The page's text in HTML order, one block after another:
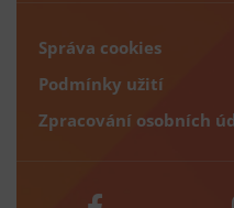
Správa cookies
Podmínky užití
Zpracování osobních